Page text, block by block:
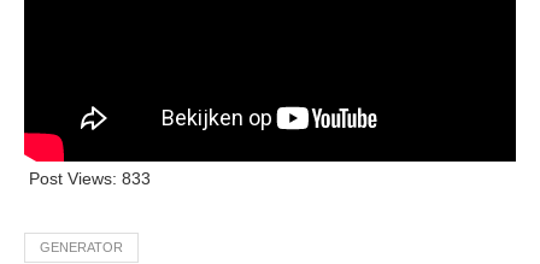
Post Views: 833
GENERATOR